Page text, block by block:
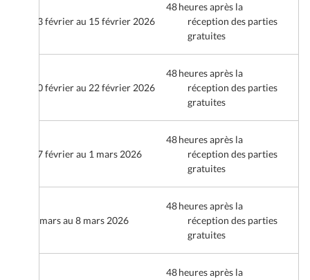
13 février au 15 février 2026
48 heures après la
réception des parties
gratuites
20 février au 22 février 2026
48 heures après la
réception des parties
gratuites
27 février au 1 mars 2026
48 heures après la
réception des parties
gratuites
6 mars au 8 mars 2026
48 heures après la
réception des parties
gratuites
48 heures après la